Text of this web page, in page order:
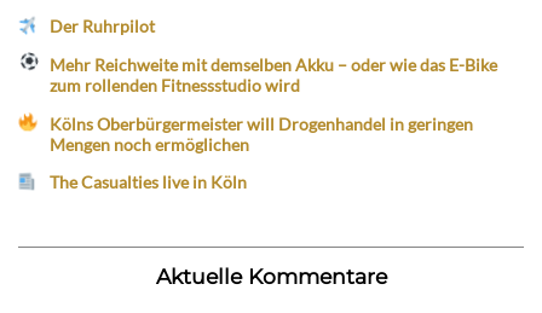
Der Ruhrpilot
Mehr Reichweite mit demselben Akku – oder wie das E-Bike
zum rollenden Fitnessstudio wird
Kölns Oberbürgermeister will Drogenhandel in geringen
Mengen noch ermöglichen
The Casualties live in Köln
Aktuelle Kommentare